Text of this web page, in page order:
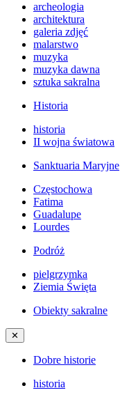
archeologia
architektura
galeria zdjęć
malarstwo
muzyka
muzyka dawna
sztuka sakralna
Historia
historia
II wojna światowa
Sanktuaria Maryjne
Częstochowa
Fatima
Guadalupe
Lourdes
Podróż
pielgrzymka
Ziemia Święta
Obiekty sakralne
✕
Dobre historie
historia